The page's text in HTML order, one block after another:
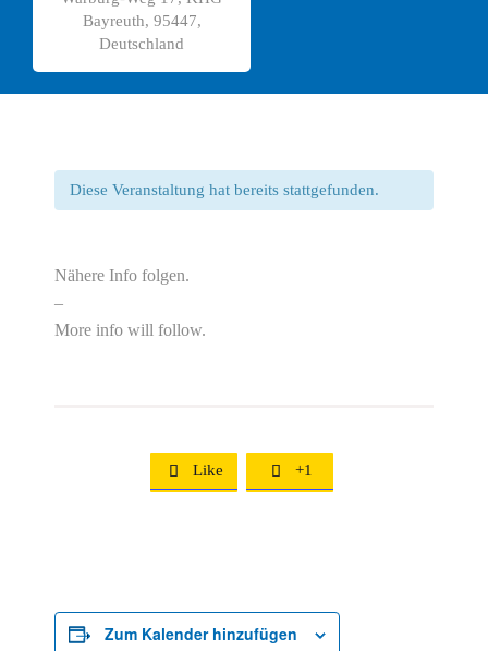
Bayreuth, 95447,
Deutschland
Diese Veranstaltung hat bereits stattgefunden.
Nähere Info folgen.
–
More info will follow.
 Like  +1
Zum Kalender hinzufügen